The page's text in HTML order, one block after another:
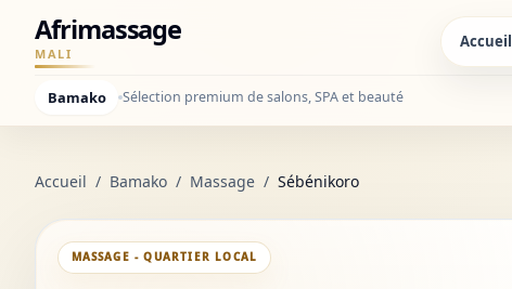
Afrimassage
MALI
Accueil
Bamako Sélection premium de salons, SPA et beauté
Accueil / Bamako / Massage / Sébénikoro
MASSAGE - QUARTIER LOCAL